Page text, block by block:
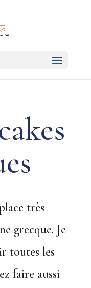
très
grecque. Je
toutes les
faire aussi